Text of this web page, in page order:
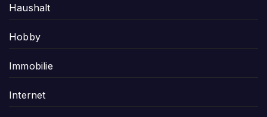
Haushalt
Hobby
Immobilie
Internet